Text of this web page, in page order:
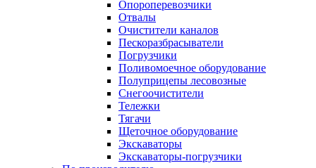
Опороперевозчики
Отвалы
Очистители каналов
Пескоразбрасыватели
Погрузчики
Поливомоечное оборудование
Полуприцепы лесовозные
Снегоочистители
Тележки
Тягачи
Щеточное оборудование
Экскаваторы
Экскаваторы-погрузчики